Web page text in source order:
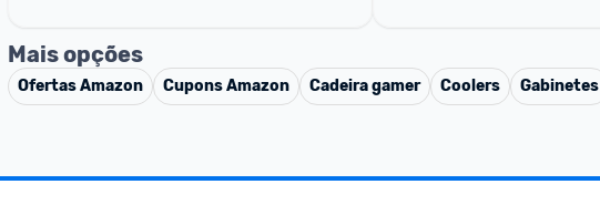
Mais opções
OfertasAmazon CuponsAmazon Cadeira gamer Coolers Gabinetes